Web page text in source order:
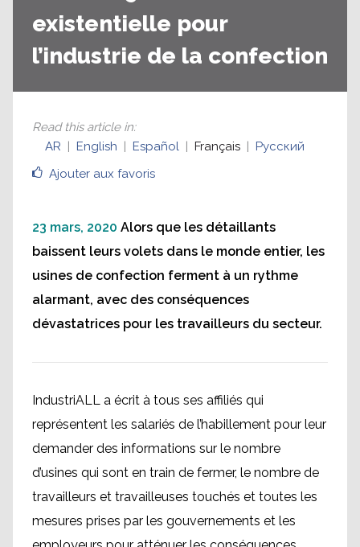
existentielle pour
l’industrie de la confection
Ajouter aux favoris
Read this article in:
AR
English Español Français Русский
23 mars, 2020 Alors que les détaillants
baissent leurs volets dans le monde entier, les
usines de confection ferment à un rythme
alarmant, avec des conséquences
dévastatrices pour les travailleurs du secteur.
IndustriALL a écrit à tous ses affiliés qui
représentent les salariés de l’habillement pour leur
demander des informations sur le nombre
d’usines qui sont en train de fermer, le nombre de
travailleurs et travailleuses touchés et toutes les
mesures prises par les gouvernements et les